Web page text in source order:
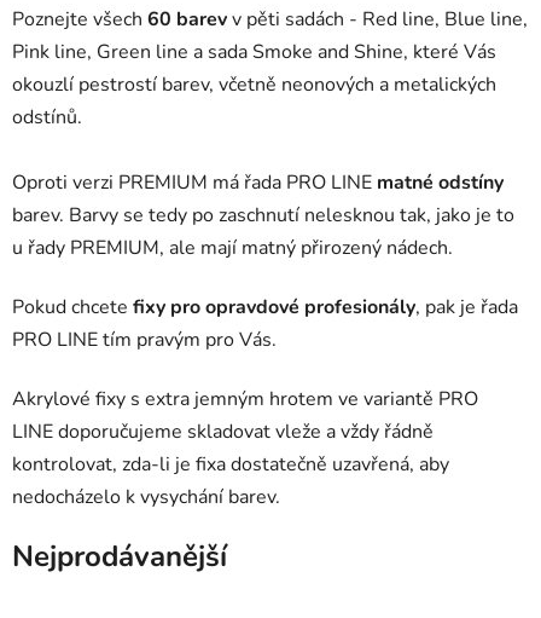
Poznejte všech 60 barevv pěti sadách - Red line, Blue line,
Pink line, Green line a sada Smoke and Shine, které Vás
okouzlí pestrostí barev, včetně neonových a metalických
odstínů.
Oproti verzi PREMIUM má řada PRO LINE matné odstíny
barev. Barvy se tedy po zaschnutí nelesknou tak, jako je to
u řady PREMIUM, ale mají matný přirozený nádech.
Pokud chcete fixy pro opravdové profesionály, pak je řada
PRO LINE tím pravým pro Vás.
Akrylové fixy s extra jemným hrotem ve variantě PRO
LINEdoporučujeme skladovat vleže a vždy řádně
kontrolovat, zda-li je fixa dostatečně uzavřená, aby
nedocházelo k vysychání barev.
Nejprodávanější